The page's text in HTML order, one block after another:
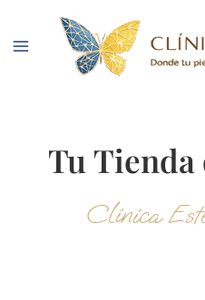
al
contenido
Tu Tienda
Clínica